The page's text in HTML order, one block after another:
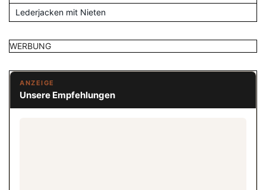
Lederjacken mit Nieten
WERBUNG
ANZEIGE
Unsere Empfehlungen